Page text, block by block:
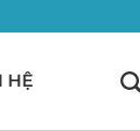
HỆ